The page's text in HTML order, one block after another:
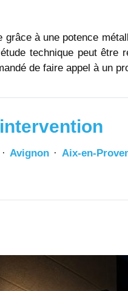
grâce à une potence
technique peut
de faire appel à un
· Avignon· Aix-en-